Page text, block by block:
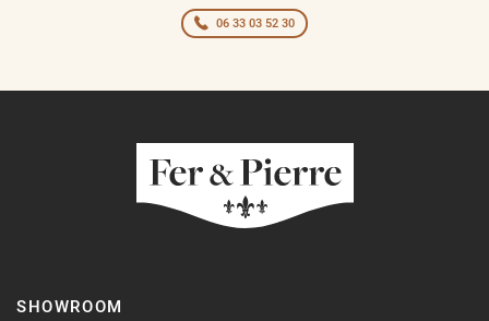
06 33 03 52 30
SHOWROOM